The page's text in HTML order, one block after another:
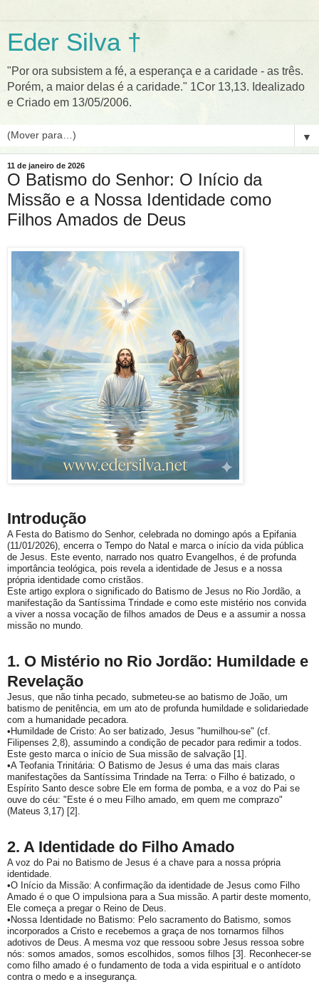
Eder Silva †
"Por ora subsistem a fé, a esperança e a caridade - as três.
Porém, a maior delas é a caridade." 1Cor 13,13. Idealizado
e Criado em 13/05/2006.
▼
11 de janeiro de 2026
O Batismo do Senhor: O Início da
Missão e a Nossa Identidade como
Filhos Amados de Deus
Introdução
A Festa do Batismo do Senhor, celebrada no domingo após a Epifania
(11/01/2026), encerra o Tempo do Natal e marca o início da vida pública
de Jesus. Este evento, narrado nos quatro Evangelhos, é de profunda
importância teológica, pois revela a identidade de Jesus e a nossa
própria identidade como cristãos.
Este artigo explora o significado do Batismo de Jesus no Rio Jordão, a
manifestação da Santíssima Trindade e como este mistério nos convida
a viver a nossa vocação de filhos amados de Deus e a assumir a nossa
missão no mundo.
1. O Mistério no Rio Jordão: Humildade e
Revelação
Jesus, que não tinha pecado, submeteu-se ao batismo de João, um
batismo de penitência, em um ato de profunda humildade e solidariedade
com a humanidade pecadora.
• Humildade de Cristo: Ao ser batizado, Jesus "humilhou-se" (cf.
Filipenses 2,8), assumindo a condição de pecador para redimir a todos.
Este gesto marca o início de Sua missão de salvação [1].
•A Teofania Trinitária: O Batismo de Jesus é uma das mais claras
manifestações da Santíssima Trindade na Terra: o Filho é batizado, o
Espírito Santo desce sobre Ele em forma de pomba, e a voz do Pai se
ouve do céu: "Este é o meu Filho amado, em quem me comprazo"
(Mateus 3,17) [2].
2. A Identidade do Filho Amado
A voz do Pai no Batismo de Jesus é a chave para a nossa própria
identidade.
•O Início da Missão: A confirmação da identidade de Jesus como Filho
Amado é o que O impulsiona para a Sua missão. A partir deste momento,
Ele começa a pregar o Reino de Deus.
• Nossa Identidade no Batismo: Pelo sacramento do Batismo, somos
incorporados a Cristo e recebemos a graça de nos tornarmos filhos
adotivos de Deus . A mesma voz que ressoou sobre Jesus ressoa sobre
nós: somos amados, somos escolhidos, somos filhos [3]. Reconhecer-se
como filho amado é o fundamento de toda a vida espiritual e o antídoto
contra o medo e a insegurança.